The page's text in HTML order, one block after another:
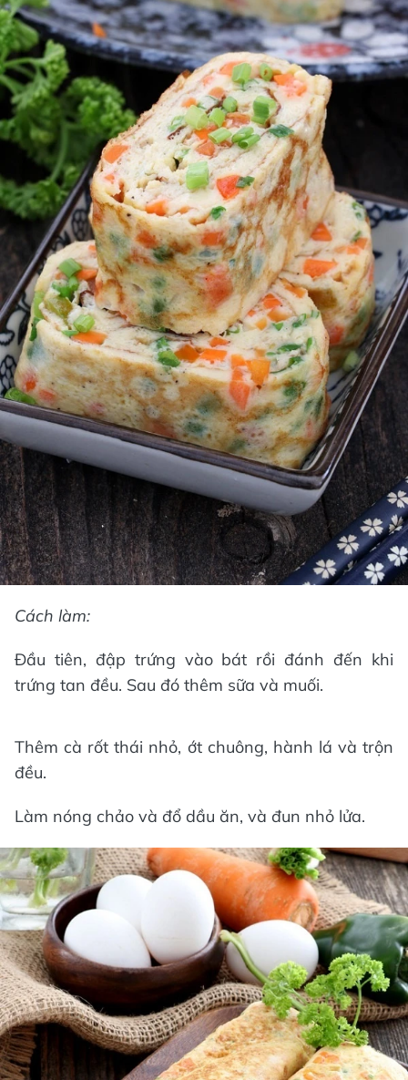
Cách làm:
Đầu tiên, đập trứng vào bát rồi đánh đến khi
trứng tan đều. Sau đó thêm sữa và muối.
Thêm cà rốt thái nhỏ, ớt chuông, hành lá và trộn
đều.
Làm nóng chảo và đổ dầu ăn, và đun nhỏ lửa.